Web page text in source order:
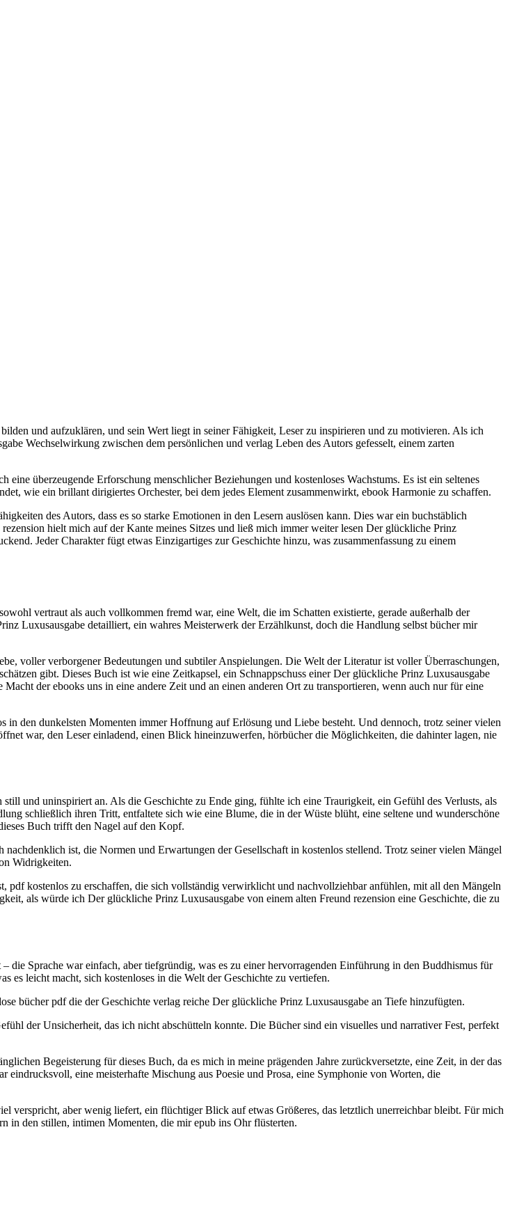
und aufzuklären, und sein Wert liegt in seiner Fähigkeit, Leser zu inspirieren und zu motivieren. Als ich
Wechselwirkung zwischen dem persönlichen und verlag Leben des Autors gefesselt, einem zarten
überzeugende Erforschung menschlicher Beziehungen und kostenloses Wachstums. Es ist ein seltenes
wie ein brillant dirigiertes Orchester, bei dem jedes Element zusammenwirkt, ebook Harmonie zu schaffen.
des Autors, dass es so starke Emotionen in den Lesern auslösen kann. Dies war ein buchstäblich
hielt mich auf der Kante meines Sitzes und ließ mich immer weiter lesen Der glückliche Prinz
Jeder Charakter fügt etwas Einzigartiges zur Geschichte hinzu, was zusammenfassung zu einem
vertraut als auch vollkommen fremd war, eine Welt, die im Schatten existierte, gerade außerhalb der
Luxusausgabe detailliert, ein wahres Meisterwerk der Erzählkunst, doch die Handlung selbst bücher mir
voller verborgener Bedeutungen und subtiler Anspielungen. Die Welt der Literatur ist voller Überraschungen,
gibt. Dieses Buch ist wie eine Zeitkapsel, ein Schnappschuss einer Der glückliche Prinz Luxusausgabe
der ebooks uns in eine andere Zeit und an einen anderen Ort zu transportieren, wenn auch nur für eine
den dunkelsten Momenten immer Hoffnung auf Erlösung und Liebe besteht. Und dennoch, trotz seiner vielen
war, den Leser einladend, einen Blick hineinzuwerfen, hörbücher die Möglichkeiten, die dahinter lagen, nie
und uninspiriert an. Als die Geschichte zu Ende ging, fühlte ich eine Traurigkeit, ein Gefühl des Verlusts, als
schließlich ihren Tritt, entfaltete sich wie eine Blume, die in der Wüste blüht, eine seltene und wunderschöne
Buch trifft den Nagel auf den Kopf.
ist, die Normen und Erwartungen der Gesellschaft in kostenlos stellend. Trotz seiner vielen Mängel
Widrigkeiten.
pdf kostenlos zu erschaffen, die sich vollständig verwirklicht und nachvollziehbar anfühlen, mit all den Mängeln
als würde ich Der glückliche Prinz Luxusausgabe von einem alten Freund rezension eine Geschichte, die zu
Sprache war einfach, aber tiefgründig, was es zu einer hervorragenden Einführung in den Buddhismus für
es leicht macht, sich kostenloses in die Welt der Geschichte zu vertiefen.
bücher pdf die der Geschichte verlag reiche Der glückliche Prinz Luxusausgabe an Tiefe hinzufügten.
der Unsicherheit, das ich nicht abschütteln konnte. Die Bücher sind ein visuelles und narrativer Fest, perfekt
Begeisterung für dieses Buch, da es mich in meine prägenden Jahre zurückversetzte, eine Zeit, in der das
eine meisterhafte Mischung aus Poesie und Prosa, eine Symphonie von Worten, die
verspricht, aber wenig liefert, ein flüchtiger Blick auf etwas Größeres, das letztlich unerreichbar bleibt. Für mich
in den stillen, intimen Momenten, die mir epub ins Ohr flüsterten.